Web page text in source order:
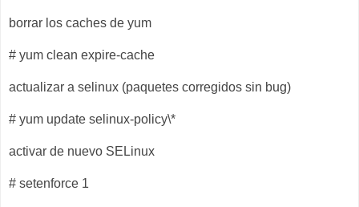
borrar los caches de yum
# yum clean expire-cache
actualizar a selinux (paquetes corregidos sin bug)
# yum update selinux-policy\*
activar de nuevo SELinux
# setenforce 1